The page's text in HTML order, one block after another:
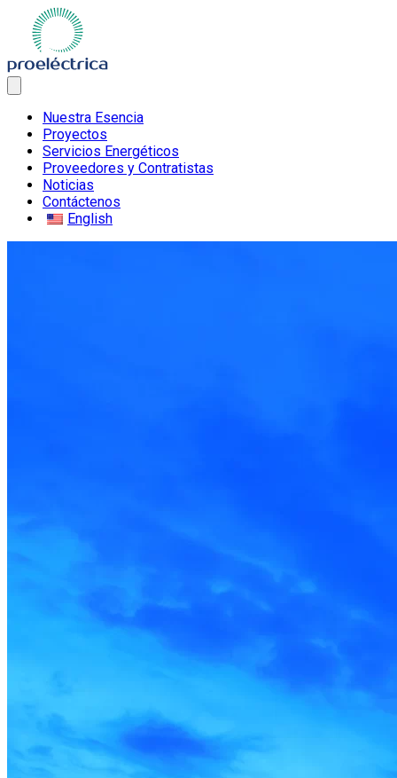
Nuestra Esencia
Proyectos
Servicios Energéticos
Proveedores y Contratistas
Noticias
Contáctenos
English